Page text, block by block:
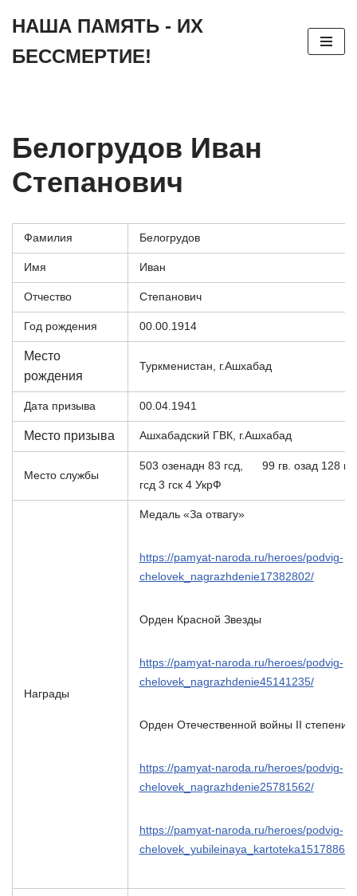
к
НАША ПАМЯТЬ - ИХ
БЕССМЕРТИЕ!
Белогрудов Иван
Степанович
Фамилия Белогрудов
Имя Иван
Отчество Степанович
Год рождения 00.00.1914
Место
рождения
Туркменистан, г.Ашхабад
Дата призыва 00.04.1941
Место призыва Ашхабадский ГВК, г.Ашхабад
Место службы
503 озенадн 83 гсд, 99 гв. озад 128 гв.
гсд 3 гск 4 УкрФ
Награды
Медаль «За отвагу»
https://pamyat-naroda.ru/heroes/podvig-
chelovek_nagrazhdenie17382802/
Орден Красной Звезды
https://pamyat-naroda.ru/heroes/podvig-
chelovek_nagrazhdenie45141235/
Орден Отечественной войны II степени
https://pamyat-naroda.ru/heroes/podvig-
chelovek_nagrazhdenie25781562/
https://pamyat-naroda.ru/heroes/podvig-